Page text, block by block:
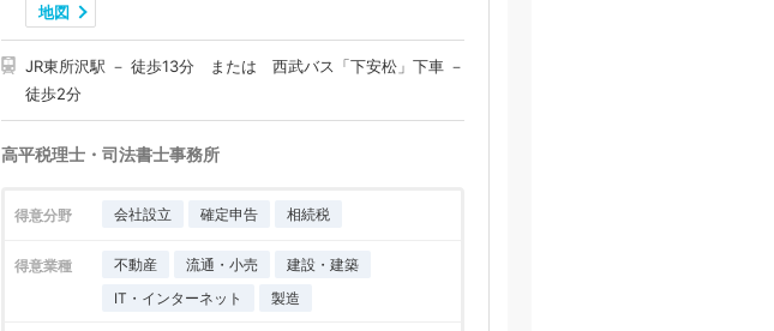
地図
JR東所沢駅 － 徒歩13分 または 西武バス「下安松」下車 －
徒歩2分
高平税理士・司法書士事務所
得意分野 会社設立 確定申告 相続税
得意業種 不動産 流通・小売
建設・建築
IT・インターネット
製造